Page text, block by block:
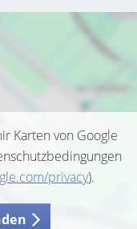
Karten von Google
privacy).